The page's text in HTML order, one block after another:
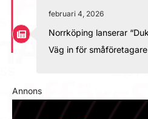
februari 4, 2026
Norrköping lanserar
Väg in för småföretagare
Annons